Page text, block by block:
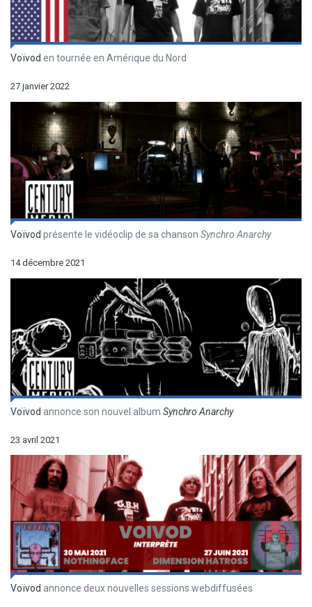
Voïvod en tournée en Amérique du Nord
27 janvier 2022
Voïvod présente le vidéoclip de sa chanson Synchro Anarchy
14 décembre 2021
Voïvod annonce son nouvel album Synchro Anarchy
23 avril 2021
Voïvod annonce deux nouvelles sessions webdiffusées